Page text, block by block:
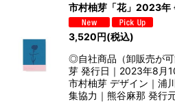
市村柚芽「花」2023年
3,520円(税込)
◎自社商品（卸販売が
芽 発行日｜2023年8月
市村柚芽 デザイン｜浦
集協力｜熊谷麻那 発行